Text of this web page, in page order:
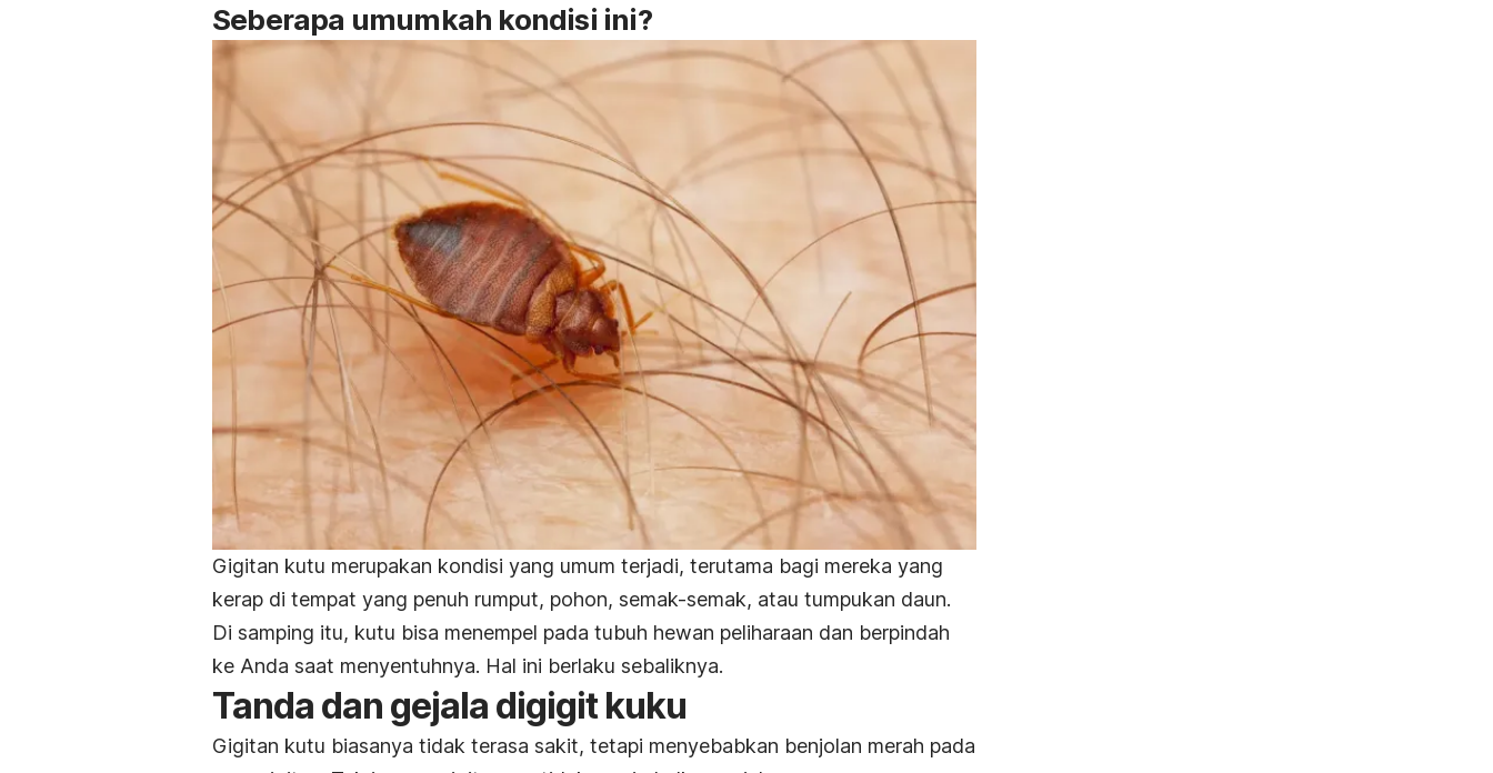
Seberapa umumkah kondisi ini?
Gigitan kutu merupakan kondisi yang umum terjadi, terutama bagi mereka yang
kerap di tempat yang penuh rumput, pohon, semak-semak, atau tumpukan daun.
Di samping itu, kutu bisa menempel pada tubuh hewan peliharaan dan berpindah
ke Anda saat menyentuhnya. Hal ini berlaku sebaliknya.
Tanda dan gejala digigit kuku
Gigitan kutu biasanya tidak terasa sakit, tetapi menyebabkan benjolan merah pada